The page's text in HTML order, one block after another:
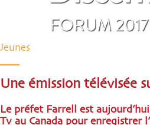
Jeunes
Une émission télévisée
Le préfet Farrell est
Tv au Canada pour enregistrer